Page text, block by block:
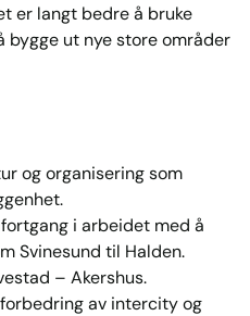
er langt bedre å bruke
bygge ut nye store områder
og organisering som
i arbeidet med å
Svinesund til Halden.
– Akershus.
av intercity og